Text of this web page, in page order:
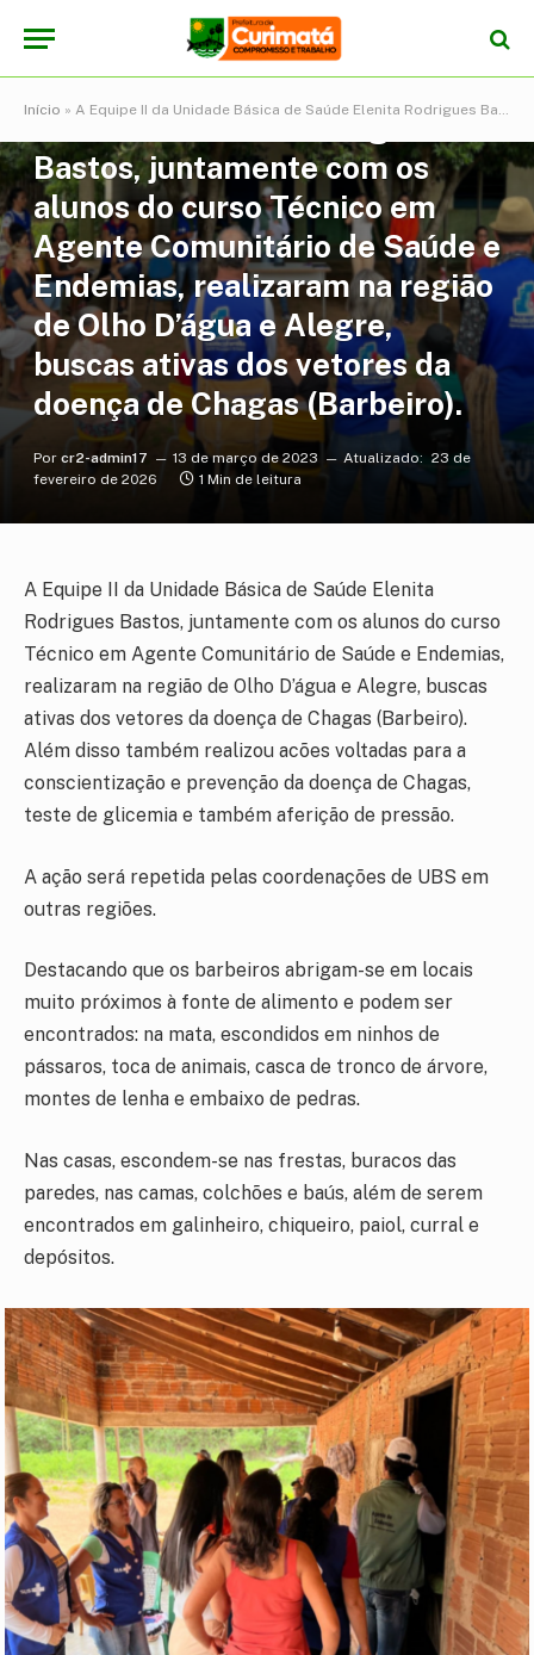
Início » A Equipe II da Unidade Básica de Saúde Elenita Rodrigues Bastos, juntamente com os alunos do curso Técnico em Agente Comunitário de Saúde e Endemias, realizaram na região de Olho D’água e Alegre, buscas ativas dos vetores da doença de Chagas (Barbeiro).
NOTÍCIAS
A Equipe II da Unidade Básica
de Saúde Elenita Rodrigues
Bastos, juntamente com os
alunos do curso Técnico em
Agente Comunitário de Saúde e
Endemias, realizaram na região
de Olho D’água e Alegre,
buscas ativas dos vetores da
doença de Chagas (Barbeiro).
Por cr2-admin17 13 de março de 2023 Atualizado: 23 de
fevereiro de 2026
1 Min de leitura
A Equipe II da Unidade Básica de Saúde Elenita
Rodrigues Bastos, juntamente com os alunos do curso
Técnico em Agente Comunitário de Saúde e Endemias,
realizaram na região de Olho D’água e Alegre, buscas
ativas dos vetores da doença de Chagas (Barbeiro).
Além disso também realizou acões voltadas para a
conscientização e prevenção da doença de Chagas,
teste de glicemia e também aferição de pressão.
A ação será repetida pelas coordenações de UBS em
outras regiões.
Destacando que os barbeiros abrigam-se em locais
muito próximos à fonte de alimento e podem ser
encontrados: na mata, escondidos em ninhos de
pássaros, toca de animais, casca de tronco de árvore,
montes de lenha e embaixo de pedras.
Nas casas, escondem-se nas frestas, buracos das
paredes, nas camas, colchões e baús, além de serem
encontrados em galinheiro, chiqueiro, paiol, curral e
depósitos.